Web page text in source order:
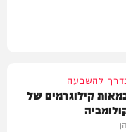
להשבעה
קילוגרמים של